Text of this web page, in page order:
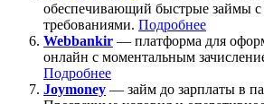
обеспечивающий быстрые займы
требованиями. Подробнее
Webbankir — платформа для
онлайн с моментальным
Подробнее
Joymoney — займ до зарплаты в